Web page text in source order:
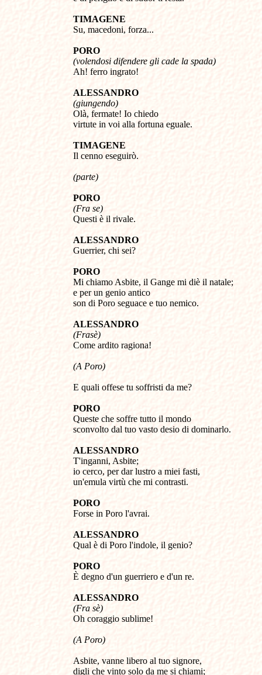
TIMAGENE
Su, macedoni, forza...
PORO
(volendosi difendere gli cade la spada)
Ah! ferro ingrato!
ALESSANDRO
(giungendo)
Olà, fermate! Io chiedo
virtute in voi alla fortuna eguale.
TIMAGENE
Il cenno eseguirò.
(parte)
PORO
(Fra se)
Questi è il rivale.
ALESSANDRO
Guerrier, chi sei?
PORO
Mi chiamo Asbite, il Gange mi diè il natale;
e per un genio antico
son di Poro seguace e tuo nemico.
ALESSANDRO
(Frasè)
Come ardito ragiona!
(A Poro)
E quali offese tu soffristi da me?
PORO
Queste che soffre tutto il mondo
sconvolto dal tuo vasto desio di dominarlo.
ALESSANDRO
T'inganni, Asbite;
io cerco, per dar lustro a miei fasti,
un'emula virtù che mi contrasti.
PORO
Forse in Poro l'avrai.
ALESSANDRO
Qual è di Poro l'indole, il genio?
PORO
È degno d'un guerriero e d'un re.
ALESSANDRO
(Fra sè)
Oh coraggio sublime!
(A Poro)
Asbite, vanne libero al tuo signore,
digli che vinto solo da me si chiami;